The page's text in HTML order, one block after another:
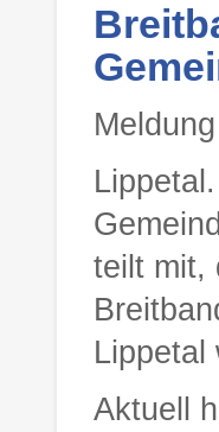
teilt mit,
Lippetal
Aktuell